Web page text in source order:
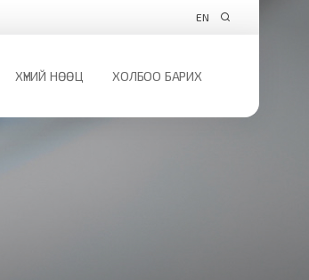
EN
ХҮНИЙ НӨӨЦ ХОЛБОО БАРИХ